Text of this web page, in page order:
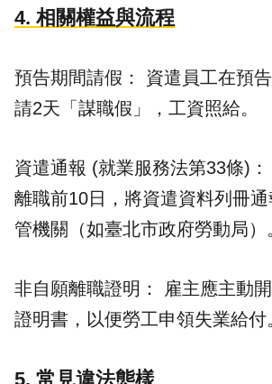
4. 相關權益與流程
預告期間請假： 資遣員工在預
請2天「謀職假」，工資照給。
資遣通報 (就業服務法第33條)
離職前10日，將資遣資料列冊
管機關（如臺北市政府勞動局）
非自願離職證明： 雇主應主動
證明書，以便勞工申領失業給付
5. 常見違法態樣